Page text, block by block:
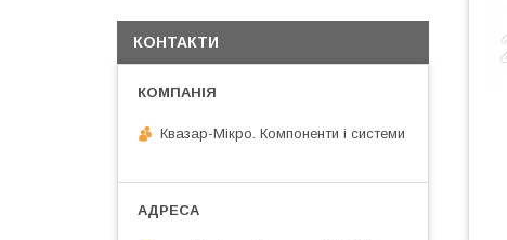
КОНТАКТИ
Квазар-Мікро. Компоненти і системи